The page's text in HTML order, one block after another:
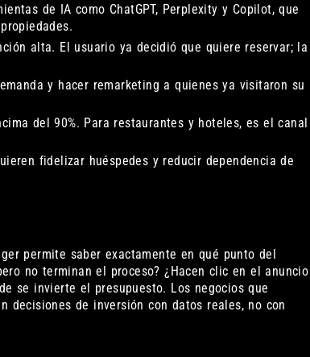
de IA como ChatGPT, Perplexity y Copilot, que
alta. El usuario ya decidió que quiere reservar; la
y hacer remarketing a quienes ya visitaron su
del 90%. Para restaurantes y hoteles, es el canal
fidelizar huéspedes y reducir dependencia de
permite saber exactamente en qué punto del
no terminan el proceso? ¿Hacen clic en el anuncio
se invierte el presupuesto. Los negocios que
decisiones de inversión con datos reales, no con